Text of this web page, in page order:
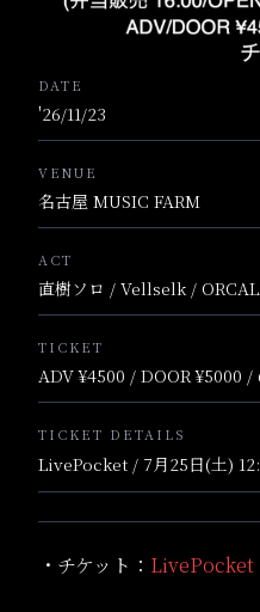
DATE
'26/11/23
VENUE
名古屋 MUSIC FARM
ACT
直樹ソロ / Vellselk /
TICKET
ADV ¥4500 / DOOR ¥5000 /
TICKET DETAILS
LivePocket / 7月25日(土)
・チケット： LivePocket